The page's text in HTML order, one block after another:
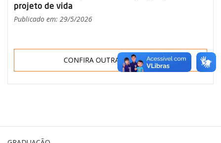
projeto de vida
Publicado em: 29/5/2026
CONFIRA OUTRAS NOTÍCIAS